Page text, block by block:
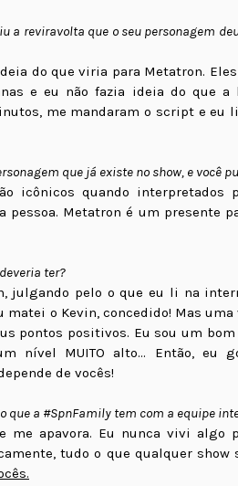
a reviravolta que o seu personagem
do que viria para Metatron.
e eu não fazia ideia do que
me mandaram o script e eu
que já existe no show, e você
icônicos quando
Metatron é um presente
ter?
julgando pelo o que eu li na
matei o Kevin, concedido! Mas
pontos positivos. Eu sou um
nível MUITO alto... Então, eu
de vocês!
que a #SpnFamily tem com a equipe
me apavora. Eu nunca vivi algo
tudo o que qualquer